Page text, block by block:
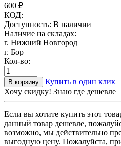
600 ₽
КОД:
Доступность: В наличии
Наличие на складах:
г. Нижний Новгород
г. Бор
Кол-во:
В корзину
Купить в один клик
Хочу скидку! Знаю где дешевле
Если вы хотите купить этот
данный товар дешевле,
возможно, мы действительно
выгодную цену. Пожалуйста,